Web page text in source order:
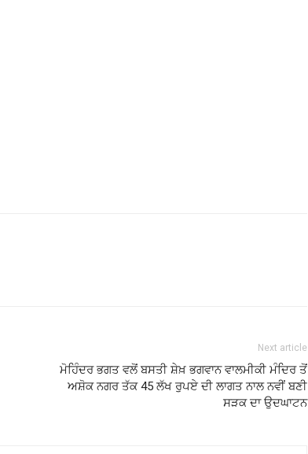
Next article
ਮੋਹਿੰਦਰ ਭਗਤ ਵਲੋਂ ਬਸਤੀ ਸ਼ੇਖ਼ ਭਗਵਾਨ ਵਾਲਮੀਕੀ ਮੰਦਿਰ ਤੋਂ
ਅਸ਼ੋਕ ਨਗਰ ਤੱਕ 45 ਲੱਖ ਰੁਪਏ ਦੀ ਲਾਗਤ ਨਾਲ ਨਵੀਂ ਬਣੀ
ਸੜਕ ਦਾ ਉਦਘਾਟਨ